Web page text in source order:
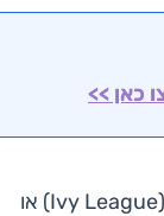
כאן >>
הכלכלה הגלובלית הופכת את העולם לקטן מאי פעם. ישראלים רבים מכוונים ללימודים בחו"ל (Ivy League) או